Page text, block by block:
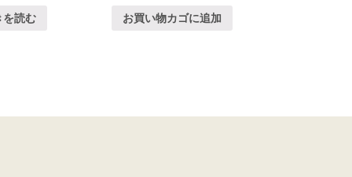
を読む お買い物カゴに追加